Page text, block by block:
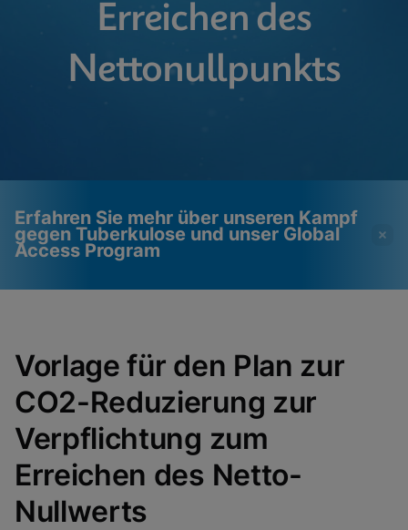
Erreichen des
Nettonullpunkts
Erfahren Sie mehr über unseren Kampf
gegen Tuberkulose und unser Global
Access Program
funktionale Cookies
aktiviert sind
Bitte beachten Sie: Das Aktivieren
funktionaler Cookies aktualisiert diese
Cookie-Einstellungen anzeigen & aktualisieren
Datenschutzrichtlinie anzeigen
aktiviert
Cookie-Einstellungen anzeigen & aktualisieren
Datenschutzrichtlinie anzeigen
Vorlage für den Plan zur
CO2-Reduzierung zur
Verpflichtung zum
Erreichen des Netto-
Nullwerts